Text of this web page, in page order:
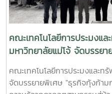
members, staff, students,
community participating
was held in an
unity, bringing together
Maejo community through
traditions.The event
activities reflecting Lanna
wisdom, providing
คำนึงถึง คุณภาพ ความสะอาด
ของอาหาร ควบคู่กับการสร้าง
การฝึกปฏิบัติร่วมกับวิทยากรมือ
องค์ความรู้ทางวิชาการกับเทคนิ
เรียนรู้แนวคิดด้านการพัฒนาผ
การสร้างมูลค่าทางการตลาด
คณะเทคโนโลยีการประมงแ
มหาวิทยาลัยแม่โจ้ จัดบรรย
ครบวงจร" ถ่ายทอดองค์คว
ห้องเรียน|Maejo
Academia Collaboration
คณะเทคโนโลยีการประมงและท
จัดบรรยายพิเศษ "ธุรกิจกุ้งก้า